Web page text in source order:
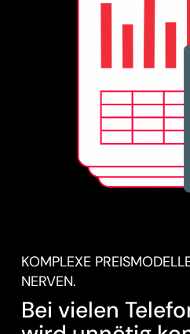
KOMPLEXE
NERVEN.
Bei vielen